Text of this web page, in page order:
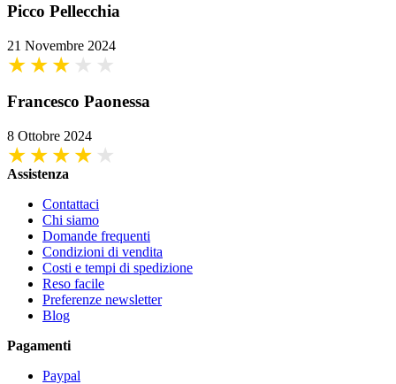
Picco Pellecchia
21 Novembre 2024
Francesco Paonessa
8 Ottobre 2024
Assistenza
Contattaci
Chi siamo
Domande frequenti
Condizioni di vendita
Costi e tempi di spedizione
Reso facile
Preferenze newsletter
Blog
Pagamenti
Paypal